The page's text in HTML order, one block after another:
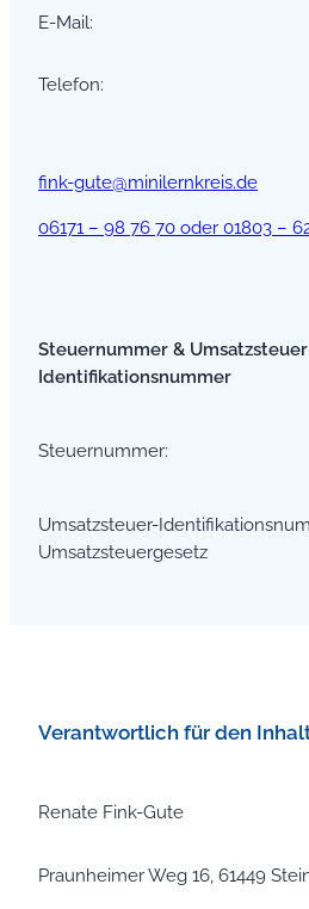
E-Mail:
Telefon:
fink-gute@minilernkreis.de
06171 – 98 76 70 oder 01803 –
Steuernummer &
Identifikationsnummer
Steuernummer:
Umsatzsteuer-
Umsatzsteuergesetz
Verantwortlich für den
Renate Fink-Gute
Praunheimer Weg 16, 61449